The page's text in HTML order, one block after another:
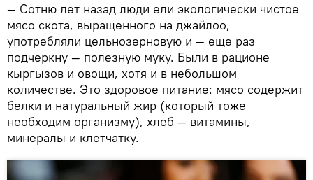
— Сотню лет назад люди ели экологически чистое
мясо скота, выращенного на джайлоо,
употребляли цельнозерновую и — еще раз
подчеркну — полезную муку. Были в рационе
кыргызов и овощи, хотя и в небольшом
количестве. Это здоровое питание: мясо содержит
белки и натуральный жир (который тоже
необходим организму), хлеб — витамины,
минералы и клетчатку.